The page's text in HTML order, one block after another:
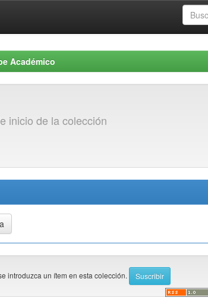
Académico
inicio de la colección
introduzca un ítem en esta colección.